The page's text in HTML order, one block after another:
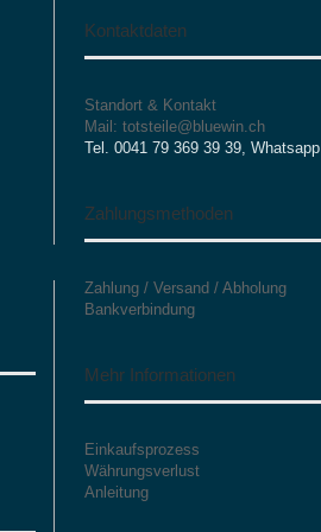
Kontaktdaten
Standort & Kontakt
Mail: totsteile@bluewin.ch
Tel. 0041 79 369 39 39, Whatsapp
Zahlungsmethoden
Zahlung / Versand / Abholung
Bankverbindung
Mehr Informationen
Einkaufsprozess
Währungsverlust
Anleitung